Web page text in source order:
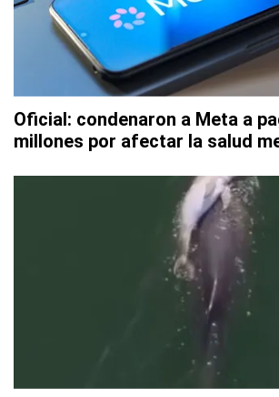
Oficial: condenaron a Meta a
millones por afectar la salud